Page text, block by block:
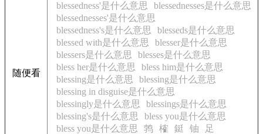
随便看
blessedness'是什么意思
blessednesses是什么意思
blessednesses'是什么意思
blessedness's是什么意思
blesseds是什么意思
blessed with是什么意思
blesser是什么意思
blessers是什么意思
blesses是什么意思
bless her是什么意思
bless him是什么意思
blessing是什么意思
blessing是什么意思
blessing in disguise是什么意思
blessingly是什么意思
blessings是什么意思
blessing's是什么意思
bless you是什么意思
bless you是什么意思
鹁 榷 鋌 铀
足